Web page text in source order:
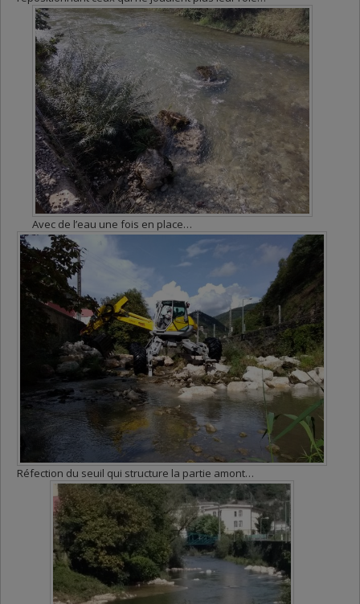
Avec de l’eau une fois en place…
Réfection du seuil qui structure la partie amont…